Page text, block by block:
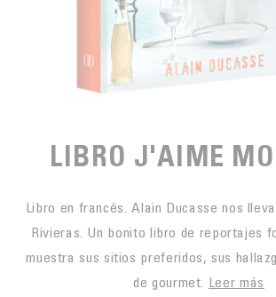
ACCESORIOS PARA EL TÉ
GAMA BARISTA
LA SOCIEDAD
LOS PEQUEÑOS PRODUCTORES
FORMATION
FUNDACIÓN
LIBRO J'AIME
Libro en francés. Alain Ducasse nos
Rivieras. Un bonito libro de reportajes
muestra sus sitios preferidos, sus
de gourmet. Leer más